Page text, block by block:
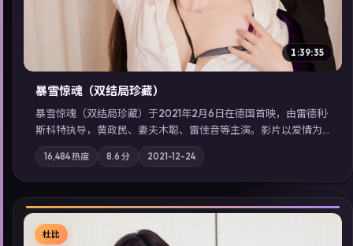
1:39:35
暴雪惊魂（双结局珍藏）
暴雪惊魂（双结局珍藏）于2021年2月6日在德国首映，由雷德利·
斯科特执导，黄政民、妻夫木聪、雷佳音等主演。影片以爱情为
叙事主轴，科技与人性的边界在实验事故后逐渐模糊；摄影与配
乐强化地域气质；站内亦可通过「国产免费观看高清电视剧在线
看」延展检索同类型高分佳作，畅享高清在线追剧体验。
16,484热度 8.6 分 2021-12-24
杜比